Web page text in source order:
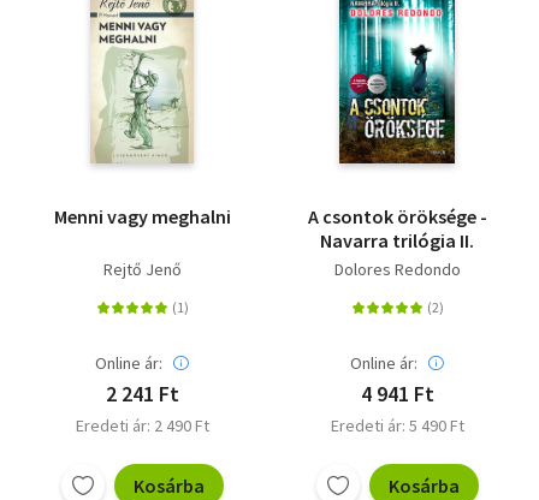
Menni vagy meghalni
Rejtő Jenő
Online ár:
2 241 Ft
Eredeti ár: 2 490 Ft
Kosárba
A csontok öröksége -
Navarra trilógia II.
Dolores Redondo
Online ár:
4 941 Ft
Eredeti ár: 5 490 Ft
Kosárba